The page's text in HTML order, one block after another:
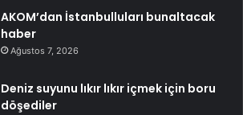
AKOM’dan İstanbulluları bunaltacak
haber
Ağustos 7, 2026
Deniz suyunu lıkır lıkır içmek için boru
döşediler